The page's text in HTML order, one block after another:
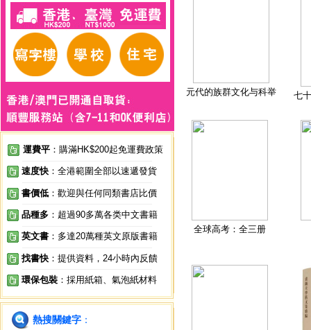
運費平 ：購滿HK$200起免運費政策
速度快 ：全港範圍全部以速遞發貨
書價低 ：歡迎與任何同類書店比價
品種多 ：超過90多萬各类中文書籍
英文書 ：多達20萬種英文原版書籍
找書快 ：提供資料，24小時內反饋
環保包裝 ：採用紙箱、氣泡紙材料
熱搜關鍵字 ：
元代的族群文化与科举 七
全球高考：全三册